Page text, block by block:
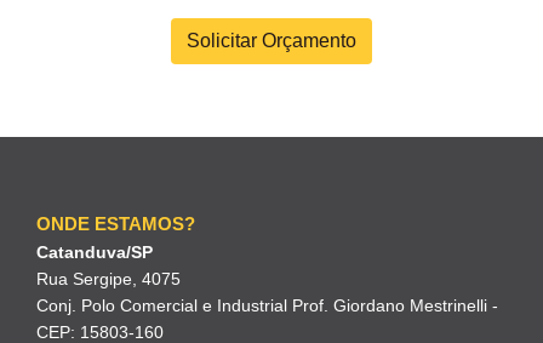
Solicitar Orçamento
ONDE ESTAMOS?
Catanduva/SP
Rua Sergipe, 4075
Conj. Polo Comercial e Industrial Prof. Giordano Mestrinelli -
CEP: 15803-160